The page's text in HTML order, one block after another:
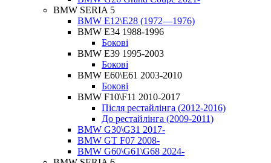
BMW SERIA 5
BMW E12\E28 (1972—1976)
BMW E34 1988-1996
Бокові
BMW E39 1995-2003
Бокові
BMW E60\E61 2003-2010
Бокові
BMW F10\F11 2010-2017
Після рестайлінга (2012-2016)
До рестайлінга (2009-2011)
BMW G30\G31 2017-
BMW GT F07 2008-
BMW G60\G61\G68 2024-